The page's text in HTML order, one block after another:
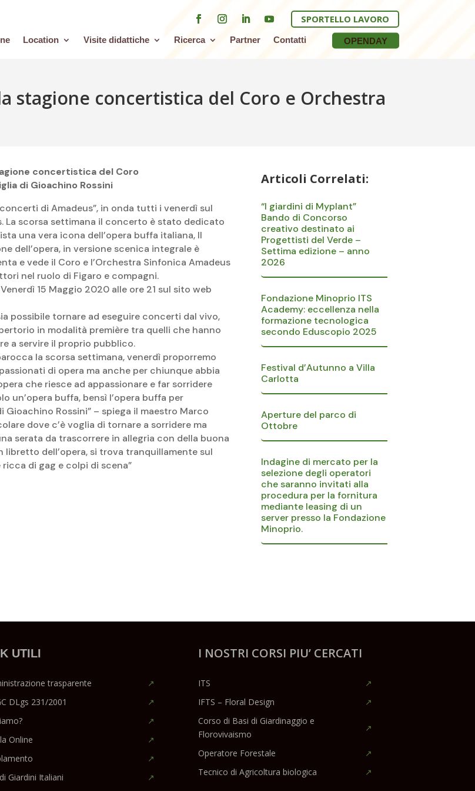
SPORTELLO LAVORO
Location Visite didattiche Ricerca Partner Contatti OPENDAY
stagione concertistica del Coro e Orchestra
concertistica del Coro
di Gioachino Rossini
di Amadeus”, in onda tutti i venerdì sul
La scorsa settimana il concerto è stato dedicato
una vera icona dell’opera buffa italiana, Il
dell’opera, in versione scenica integrale è
e vede il Coro e l’Orchestra Sinfonica Amadeus
nel ruolo di Figaro e compagni.
15 Maggio 2020 alle ore 21 sul sito web
possibile tornare ad eseguire concerti dal vivo,
in modalità première tra quelli che hanno
a servire il proprio pubblico.
la scorsa settimana, venerdì proporremo
di opera ma anche per chiunque abbia
che riesce ad appassionare e far sorridere
un’opera buffa, bensì l’opera buffa per
Rossini” – spiega il maestro Marco
dove c’è voglia di tornare a sorridere ma
serata da trascorrere in allegria con della buona
dell’opera, si trova tranquillamente sul
di gag e colpi di scena”
Articoli Correlati:
“I giardini di Myplant”
Bando di Concorso
creativo destinato ai
Progettisti del Verde –
Settima edizione – anno
2026
Fondazione Minoprio ITS
Academy: eccellenza nella
formazione tecnologica
secondo Eduscopio 2025
Festival d’Autunno a Villa
Carlotta
Aperture del parco di
Ottobre
Indagine di mercato per la
selezione degli operatori
che saranno invitati alla
procedura per la fornitura
mediante leasing di un
server presso la Fondazione
Minoprio.
UTILI
trasparente
DLgs 231/2001
Online
Giardini Italiani
I NOSTRI CORSI PIU’ CERCATI
ITS
IFTS – Floral Design
Corso di Basi di Giardinaggio e
Florovivaismo
Operatore Forestale
Tecnico di Agricoltura biologica